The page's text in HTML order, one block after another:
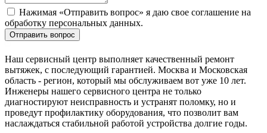
Нажимая «Отправить вопрос» я даю свое соглашение на
обработку персональных данных.
Отправить вопрос
Наш сервисный центр выполняет качественный ремонт
вытяжек, с последующий гарантией. Москва и Московская
область - регион, который мы обслуживаем вот уже 10 лет.
Инженеры нашего сервисного центра не только
диагностируют неисправность и устранят поломку, но и
проведут профилактику оборудования, что позволит вам
наслаждаться стабильной работой устройства долгие годы.